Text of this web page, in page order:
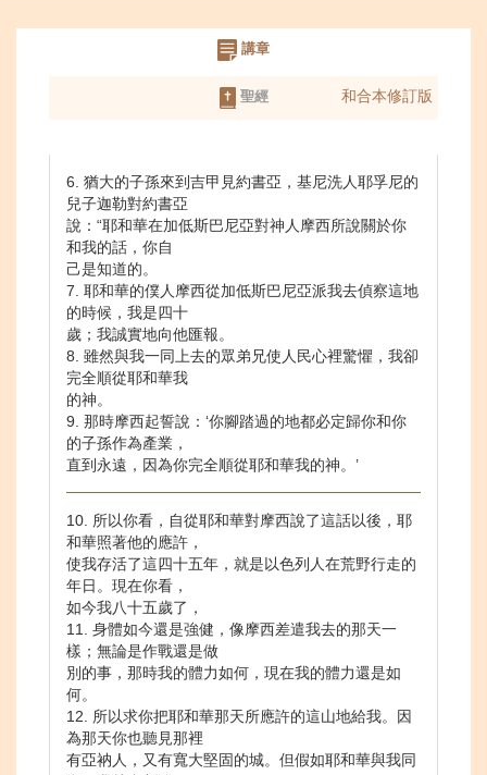
講章
聖經 和合本修訂版
6. 猶大的子孫來到吉甲見約書亞，基尼洗人耶孚尼的
兒子迦勒對約書亞
說：“耶和華在加低斯巴尼亞對神人摩西所說關於你
和我的話，你自
己是知道的。
7. 耶和華的僕人摩西從加低斯巴尼亞派我去偵察這地
的時候，我是四十
歲；我誠實地向他匯報。
8. 雖然與我一同上去的眾弟兄使人民心裡驚懼，我卻
完全順從耶和華我
的神。
9. 那時摩西起誓說：‘你腳踏過的地都必定歸你和你
的子孫作為產業，
直到永遠，因為你完全順從耶和華我的神。’
10. 所以你看，自從耶和華對摩西說了這話以後，耶
和華照著他的應許，
使我存活了這四十五年，就是以色列人在荒野行走的
年日。現在你看，
如今我八十五歲了，
11. 身體如今還是強健，像摩西差遣我去的那天一
樣；無論是作戰還是做
別的事，那時我的體力如何，現在我的體力還是如
何。
12. 所以求你把耶和華那天所應許的這山地給我。因
為那天你也聽見那裡
有亞衲人，又有寬大堅固的城。但假如耶和華與我同